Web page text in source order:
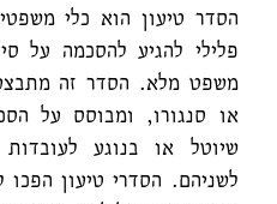
הסדר טיעון הוא כלי
פלילי להגיע להסכמה על
משפט מלא. הסדר זה
או סנגורו, ומבוסס על
שיוטל או בנוגע
לשניהם. הסדרי טיעון